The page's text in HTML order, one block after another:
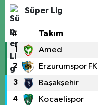
Süper Lig
# Takım
1 Amed
2 Erzurumspor FK
3 Başakşehir
4 Kocaelispor